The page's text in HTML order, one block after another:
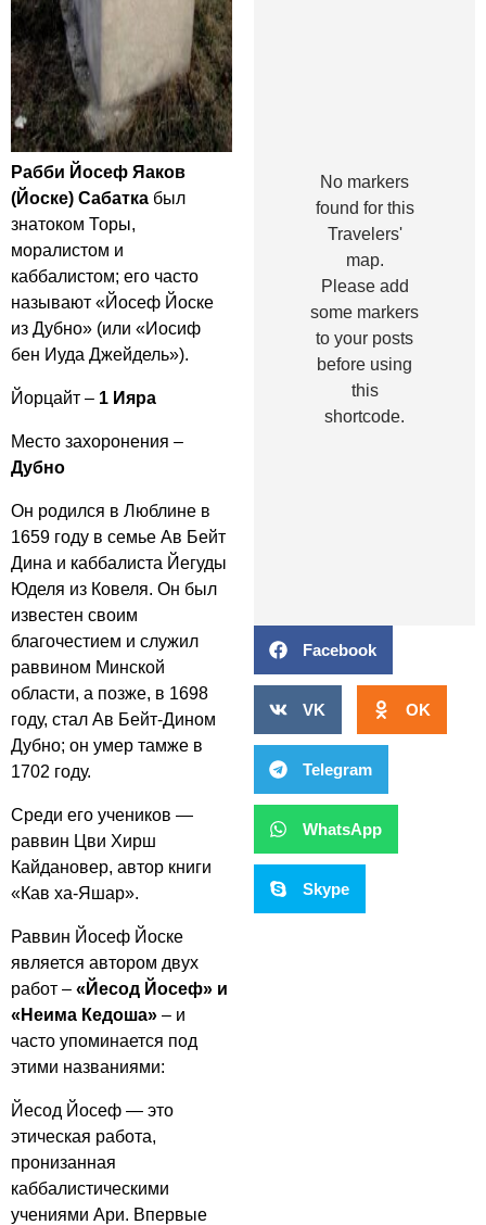
Рабби Йосеф Яаков
(Йоске) Сабатка был
знатоком Торы,
моралистом и
каббалистом; его часто
называют «Йосеф Йоске
из Дубно» (или «Иосиф
бен Иуда Джейдель»).
Йорцайт – 1 Ияра
Место захоронения –
Дубно
Он родился в Люблине в
1659 году в семье Ав Бейт
Дина и каббалиста Йегуды
Юделя из Ковеля. Он был
известен своим
благочестием и служил
раввином Минской
области, а позже, в 1698
году, стал Ав Бейт-Дином
Дубно; он умер тамже в
1702 году.
Среди его учеников —
раввин Цви Хирш
Кайдановер, автор книги
«Кав ха-Яшар».
Раввин Йосеф Йоске
является автором двух
работ – «Йесод Йосеф» и
«Неима Кедоша» – и
часто упоминается под
этими названиями:
Йесод Йосеф — это
этическая работа,
пронизанная
каббалистическими
учениями Ари. Впервые
No markers
found for this
Travelers'
map.
Please add
some markers
to your posts
before using
this
shortcode.
Facebook
VK OK
Telegram
WhatsApp
Skype